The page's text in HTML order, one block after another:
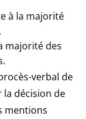
à la majorité
majorité des
verbal de
la décision de
mentions